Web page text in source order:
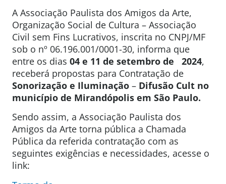
A Associação Paulista dos Amigos da Arte,
Organização Social de Cultura – Associação
Civil sem Fins Lucrativos, inscrita no CNPJ/MF
sob o nº 06.196.001/0001-30, informa que
entre os dias 04 e 11 de setembro de 2024,
receberá propostas para Contratação de
Sonorização e Iluminação – Difusão Cult no
município de Mirandópolis em São Paulo.
Sendo assim, a Associação Paulista dos
Amigos da Arte torna pública a Chamada
Pública da referida contratação com as
seguintes exigências e necessidades, acesse o
link: